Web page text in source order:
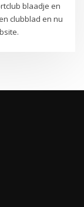
blaadje en
clubblad en nu